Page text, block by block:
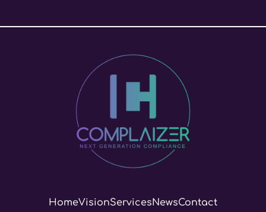
HomeVisionServicesNewsContact